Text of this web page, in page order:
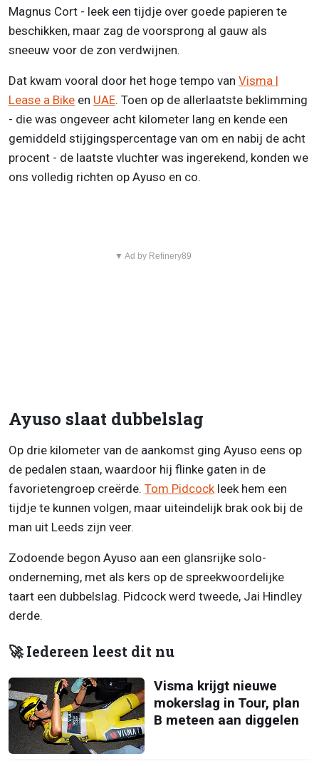
Magnus Cort - leek een tijdje over goede papieren te
beschikken, maar zag de voorsprong al gauw als
sneeuw voor de zon verdwijnen.
Dat kwam vooral door het hoge tempo van Visma |
Lease a Bike en UAE. Toen op de allerlaatste beklimming
- die was ongeveer acht kilometer lang en kende een
gemiddeld stijgingspercentage van om en nabij de acht
procent - de laatste vluchter was ingerekend, konden we
ons volledig richten op Ayuso en co.
▼ Ad by Refinery89
Ayuso slaat dubbelslag
Op drie kilometer van de aankomst ging Ayuso eens op
de pedalen staan, waardoor hij flinke gaten in de
favorietengroep creërde. Tom Pidcock leek hem een
tijdje te kunnen volgen, maar uiteindelijk brak ook bij de
man uit Leeds zijn veer.
Zodoende begon Ayuso aan een glansrijke solo-
onderneming, met als kers op de spreekwoordelijke
taart een dubbelslag. Pidcock werd tweede, Jai Hindley
derde.
🚀 Iedereen leest dit nu
Visma krijgt nieuwe
mokerslag in Tour, plan
B meteen aan diggelen